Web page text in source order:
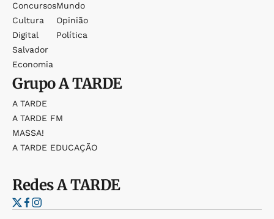
Concursos
Cultura
Digital
Salvador
Economia
Mundo
Opinião
Política
GrupoA TARDE
A TARDE
A TARDE FM
MASSA!
A TARDE EDUCAÇÃO
RedesA TARDE